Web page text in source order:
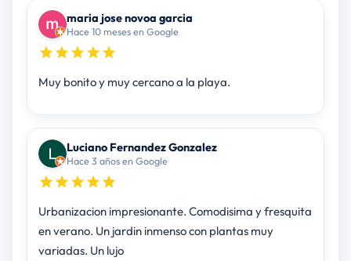
maria jose novoa garcia
Hace 10 meses en Google
Muy bonito y muy cercano a la playa.
Luciano Fernandez Gonzalez
Hace 3 años en Google
Urbanizacion impresionante. Comodisima y fresquita
en verano. Un jardin inmenso con plantas muy
variadas. Un lujo